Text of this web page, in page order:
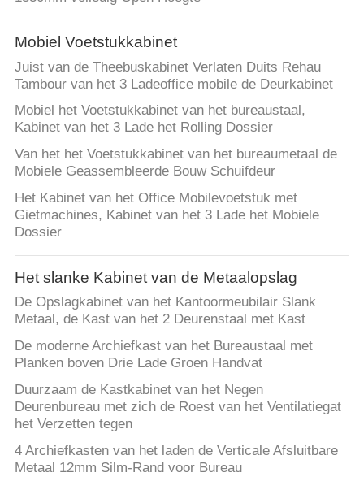
Mobiel Voetstukkabinet
Juist van de Theebuskabinet Verlaten Duits Rehau
Tambour van het 3 Ladeoffice mobile de Deurkabinet
Mobiel het Voetstukkabinet van het bureaustaal,
Kabinet van het 3 Lade het Rolling Dossier
Van het het Voetstukkabinet van het bureaumetaal de
Mobiele Geassembleerde Bouw Schuifdeur
Het Kabinet van het Office Mobilevoetstuk met
Gietmachines, Kabinet van het 3 Lade het Mobiele
Dossier
Het slanke Kabinet van de Metaalopslag
De Opslagkabinet van het Kantoormeubilair Slank
Metaal, de Kast van het 2 Deurenstaal met Kast
De moderne Archiefkast van het Bureaustaal met
Planken boven Drie Lade Groen Handvat
Duurzaam de Kastkabinet van het Negen
Deurenbureau met zich de Roest van het Ventilatiegat
het Verzetten tegen
4 Archiefkasten van het laden de Verticale Afsluitbare
Metaal 12mm Silm-Rand voor Bureau